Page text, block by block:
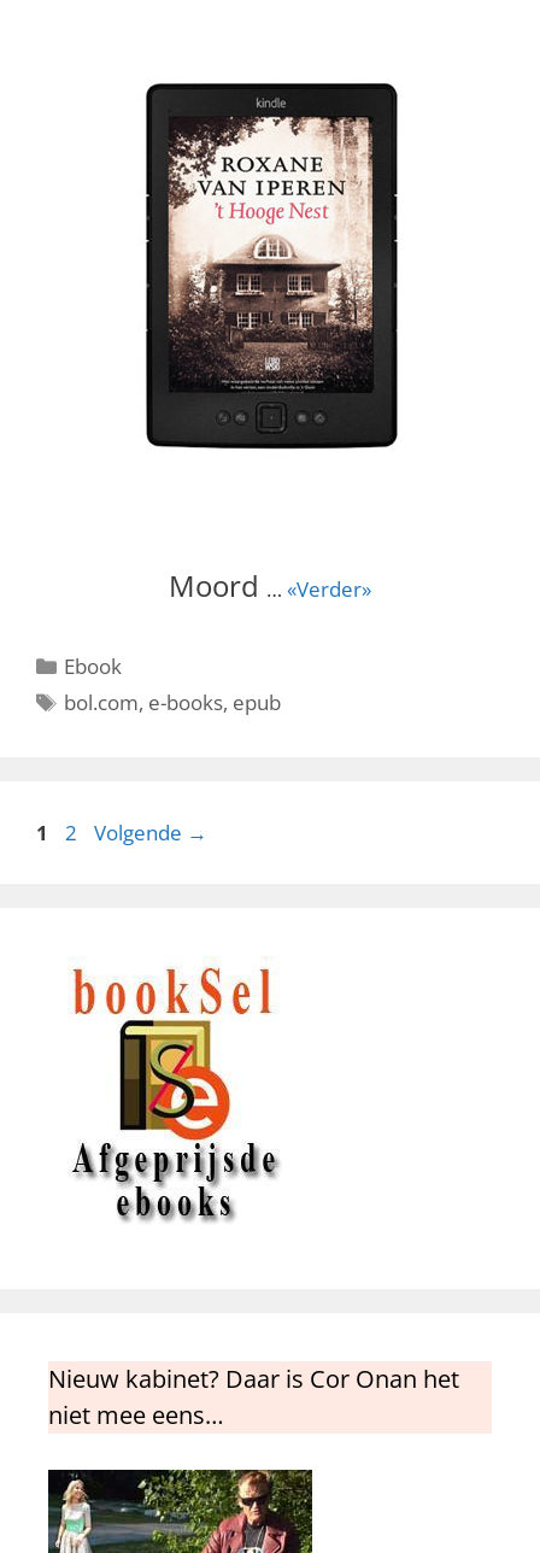
Moord … «Verder»
Categorieën
Ebook
Tags
bol.com, e-books, epub
Pagina
1 Pagina
2 Volgende →
Nieuw kabinet? Daar is Cor Onan het
niet mee eens…